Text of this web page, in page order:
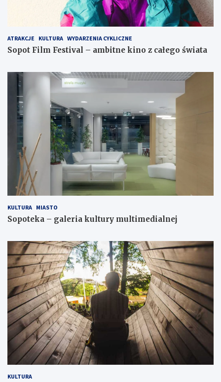
ATRAKCJE KULTURA WYDARZENIA CYKLICZNE
Sopot Film Festival – ambitne kino z całego świata
KULTURA MIASTO
Sopoteka – galeria kultury multimedialnej
KULTURA